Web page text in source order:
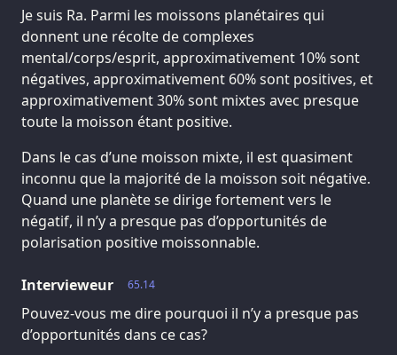
Je suis Ra. Parmi les moissons planétaires qui
donnent une récolte de complexes
mental/corps/esprit, approximativement 10% sont
négatives, approximativement 60% sont positives, et
approximativement 30% sont mixtes avec presque
toute la moisson étant positive.
Dans le cas d’une moisson mixte, il est quasiment
inconnu que la majorité de la moisson soit négative.
Quand une planète se dirige fortement vers le
négatif, il n’y a presque pas d’opportunités de
polarisation positive moissonnable.
65.14
Intervieweur
Pouvez-vous me dire pourquoi il n’y a presque pas
d’opportunités dans ce cas?